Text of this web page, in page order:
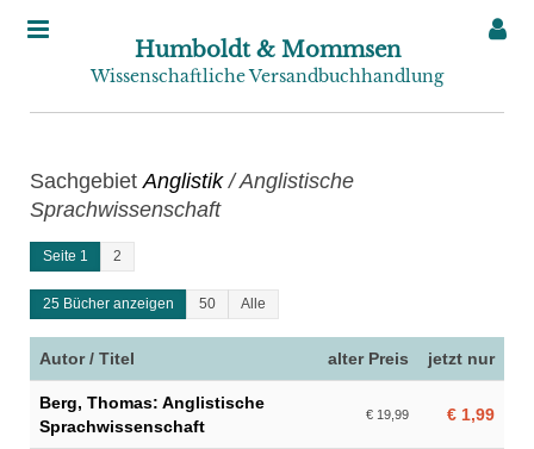
Humboldt & Mommsen
Wissenschaftliche Versandbuchhandlung
SachgebietAnglistik/ Anglistische
Sprachwissenschaft
Seite 1 2
25 Bücher anzeigen 50 Alle
Autor / Titel alter Preis jetzt nur
Berg, Thomas: Anglistische
Sprachwissenschaft
€ 19,99 € 1,99